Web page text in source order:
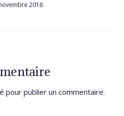
2016
pour publier un commentaire.